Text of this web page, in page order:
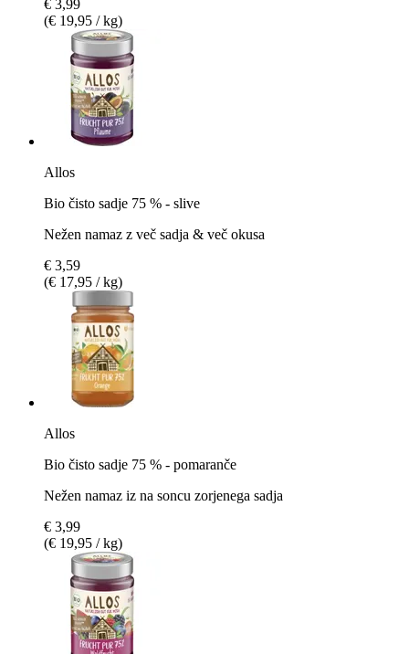
€ 3,99
(€ 19,95 / kg)
Allos
Bio čisto sadje 75 % - slive
Nežen namaz z več sadja & več okusa
€ 3,59
(€ 17,95 / kg)
Allos
Bio čisto sadje 75 % - pomaranče
Nežen namaz iz na soncu zorjenega sadja
€ 3,99
(€ 19,95 / kg)